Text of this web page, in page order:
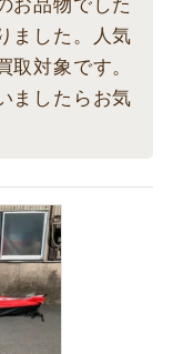
お品物でした
ました。人気
取対象です。
ましたらお気